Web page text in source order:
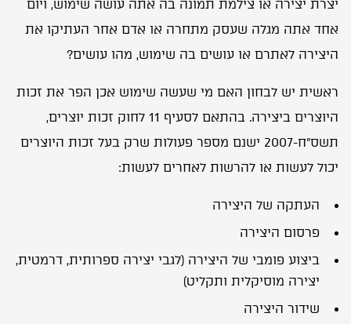
יצרת יצירה או צילמת תמונה בה אתה עושה שימוש, ויום
אחד אתה מגלה שעסק מתחרה או אדם אחר העתיקו את
היצירה לאתרם או עושים בה שימוש, מהו עושים?
ראשית יש לבחון האם מי שעשה שימוש אכן הפר את זכות
היוצרים ביצירה. בהתאם לסעיף 11 לחוק זכות יוצרים,
תשס”ח-2007 ישנם מספר פעולות שרק בעל זכות היוצרים
יכול לעשות או להרשות לאחרים לעשות:
העתקה של היצירה
פרסום היצירה
ביצוע פומבי של היצירה (לגבי יצירה ספרותית, דרמטית,
יצירה מוסיקלית ותקליט)
שידור היצירה